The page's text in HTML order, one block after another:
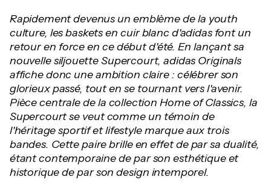
Rapidement devenus un emblème de la youth
culture, les baskets en cuir blanc d'adidas font un
retour en force en ce début d'été. En lançant sa
nouvelle siljouette Supercourt, adidas Originals
affiche donc une ambition claire : célébrer son
glorieux passé, tout en se tournant vers l'avenir.
Pièce centrale de la collection Home of Classics, la
Supercourt se veut comme un témoin de
l'héritage sportif et lifestyle marque aux trois
bandes. Cette paire brille en effet de par sa dualité,
étant contemporaine de par son esthétique et
historique de par son design intemporel.